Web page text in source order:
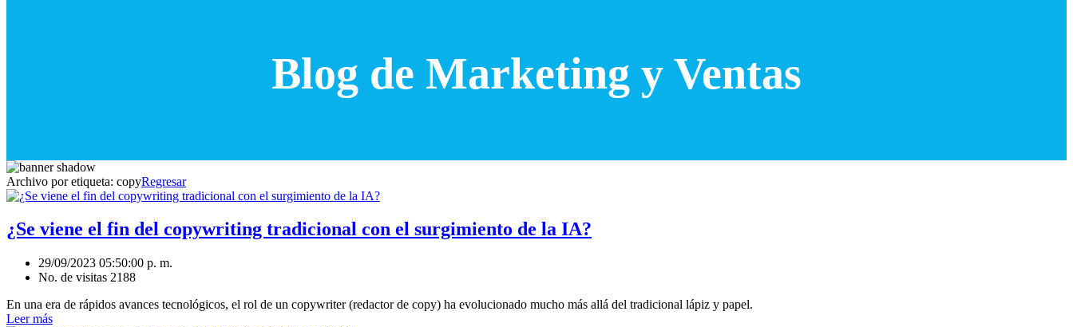
Blog de Marketing y Ventas
Archivo por etiqueta: copyRegresar
¿Se viene el fin del copywriting tradicional con el surgimiento de la IA?
29/09/2023 05:50:00 p. m.
No. de visitas 2188
En una era de rápidos avances tecnológicos, el rol de un copywriter (redactor de copy) ha evolucionado mucho más allá del tradicional lápiz y papel.
Leer más